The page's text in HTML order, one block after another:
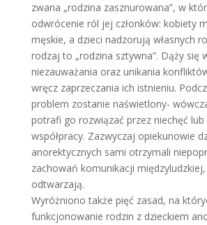
zwana „rodzina zasznurowana”, w
odwrócenie ról jej członków: kobiety
męskie, a dzieci nadzorują własnych
rodzaj to „rodzina sztywna”. Dąży się
niezauważania oraz unikania
wręcz zaprzeczania ich istnieniu.
problem zostanie naświetlony-
potrafi go rozwiązać przez niechęć
współpracy. Zazwyczaj opiekunowie
anorektycznych sami otrzymali
zachowań komunikacji
odtwarzają.
Wyróżniono także pięć zasad, na
funkcjonowanie rodzin z dzieckiem